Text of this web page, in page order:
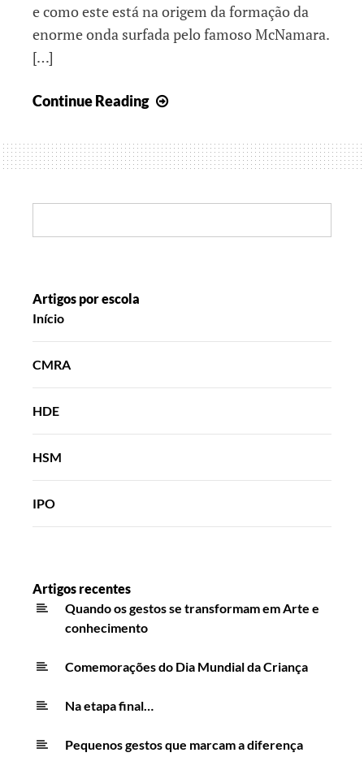
e como este está na origem da formação da
enorme onda surfada pelo famoso McNamara.
[…]
Continue Reading
Artigos por escola
Início
CMRA
HDE
HSM
IPO
Artigos recentes
Quando os gestos se transformam em Arte e
conhecimento
Comemorações do Dia Mundial da Criança
Na etapa final…
Pequenos gestos que marcam a diferença